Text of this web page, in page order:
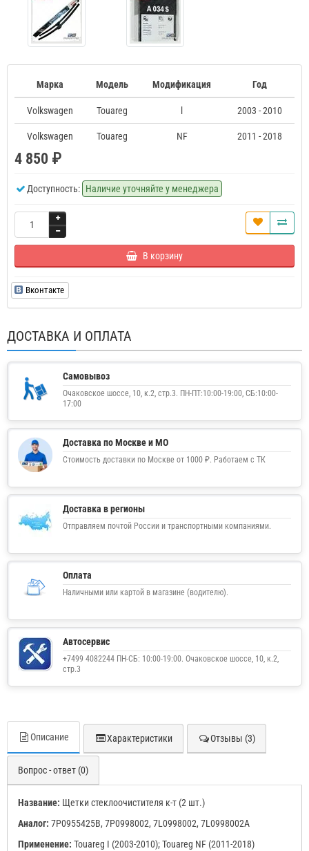
Марка Модель Модификация Год
Volkswagen Touareg 2003 - 2010
Volkswagen Touareg NF 2011 - 2018
4 850 ₽
Доступность: Наличие уточняйте у менеджера
В корзину
Вконтакте
ДОСТАВКА И ОПЛАТА
Самовывоз
Очаковское шоссе, 10, к.2, стр.3. ПН-ПТ:10:00-19:00, СБ:10:00-
17:00
Доставка по Москве и МО
Стоимость доставки по Москве от 1000 ₽. Работаем с ТК
Доставка в регионы
Отправляем почтой России и транспортными компаниями.
Оплата
Наличными или картой в магазине (водителю).
Автосервис
+7499 4082244 ПН-СБ: 10:00-19:00. Очаковское шоссе, 10, к.2,
стр.3
Описание Характеристики Отзывы (3)
Вопрос - ответ (0)
Название: Щетки стеклоочистителя к-т (2 шт.)
Аналог: 7P0955425B, 7P0998002, 7L0998002, 7L0998002A
Применение: Touareg I (2003-2010); Touareg NF (2011-2018)